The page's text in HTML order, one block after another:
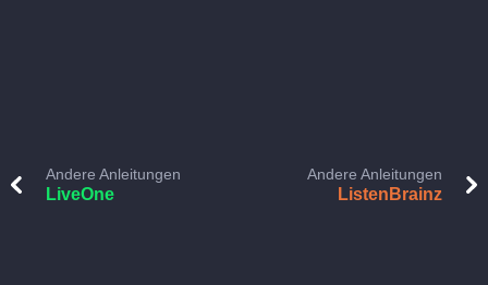
Andere Anleitungen
LiveOne
Andere Anleitungen
ListenBrainz